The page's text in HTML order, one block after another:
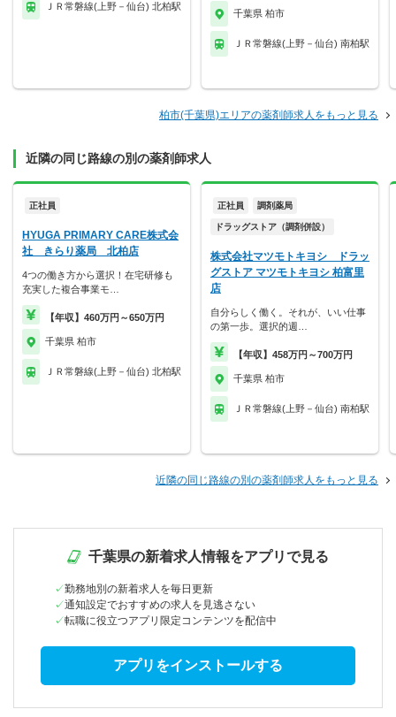
ＪＲ常磐線(上野－仙台) 北柏駅
千葉県 柏市
ＪＲ常磐線(上野－仙台) 南柏駅
柏市(千葉県)エリアの薬剤師求人をもっと見る
近隣の同じ路線の別の薬剤師求人
正社員
HYUGA PRIMARY CARE株式会
社 きらり薬局 北柏店
4つの働き方から選択！在宅研修も
充実した複合事業モ…
【年収】460万円～650万円
千葉県 柏市
ＪＲ常磐線(上野－仙台) 北柏駅
正社員 調剤薬局
ドラッグストア（調剤併設）
株式会社マツモトキヨシ ドラッ
グストア マツモトキヨシ 柏富里
店
自分らしく働く。それが、いい仕事
の第一歩。選択的週…
【年収】458万円～700万円
千葉県 柏市
ＪＲ常磐線(上野－仙台) 南柏駅
近隣の同じ路線の別の薬剤師求人をもっと見る
千葉県の新着求人情報をアプリで見る
勤務地別の新着求人を毎日更新
通知設定でおすすめの求人を見逃さない
転職に役立つアプリ限定コンテンツを配信中
アプリをインストールする